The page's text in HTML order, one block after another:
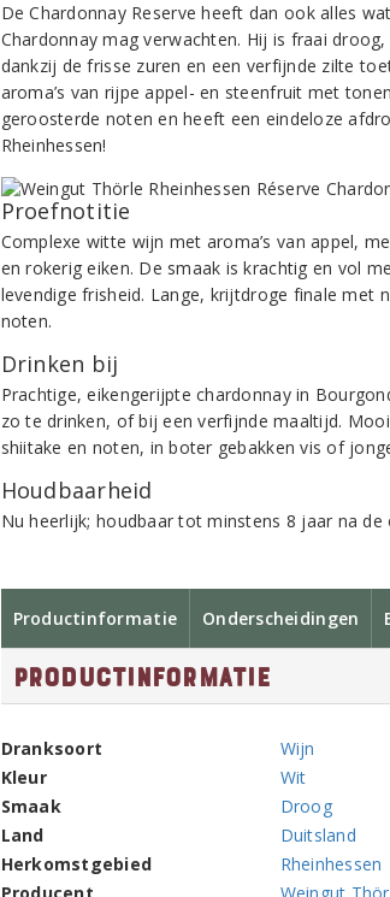
De Chardonnay Reserve heeft dan ook alles
Chardonnay mag verwachten. Hij is fraai
dankzij de frisse zuren en een verfijnde zilte
aroma’s van rijpe appel- en steenfruit met
geroosterde noten en heeft een eindeloze
Rheinhessen!
Proefnotitie
Complexe witte wijn met aroma’s van appel,
en rokerig eiken. De smaak is krachtig en vol
levendige frisheid. Lange, krijtdroge finale met
noten.
Drinken bij
Prachtige, eikengerijpte chardonnay in
zo te drinken, of bij een verfijnde maaltijd.
shiitake en noten, in boter gebakken vis of
Houdbaarheid
Nu heerlijk; houdbaar tot minstens 8 jaar na de
Productinformatie Onderscheidingen
Productinformatie
Dranksoort
Wijn
Kleur
Wit
Smaak
Droog
Land
Duitsland
Herkomstgebied
Rheinhessen